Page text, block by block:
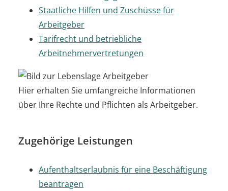
Staatliche Hilfen und Zuschüsse für
Arbeitgeber
Tarifrecht und betriebliche
Arbeitnehmervertretungen
Hier erhalten Sie umfangreiche Informationen
über Ihre Rechte und Pflichten als Arbeitgeber.
Zugehörige Leistungen
Aufenthaltserlaubnis für eine Beschäftigung
beantragen